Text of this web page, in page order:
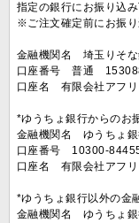
指定の銀行にお振り込
※ご注文確定前にお振
金融機関名 埼玉りそ
口座番号 普通
口座名 有限会社アフ
*ゆうちょ銀行からのお
金融機関名 ゆうちょ
口座番号 10300-
口座名 有限会社アフ
*ゆうちょ銀行以外の金
金融機関名 ゆうちょ